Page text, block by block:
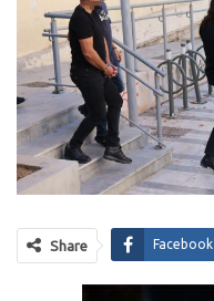
Share Facebook